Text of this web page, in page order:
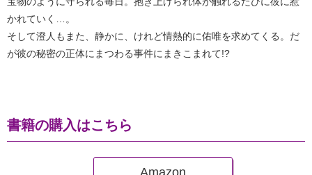
かれていく…。
そして澄人もまた、静かに、けれど情熱的に佑唯を求めてくる。だ
が彼の秘密の正体にまつわる事件にまきこまれて!?
書籍の購入はこちら